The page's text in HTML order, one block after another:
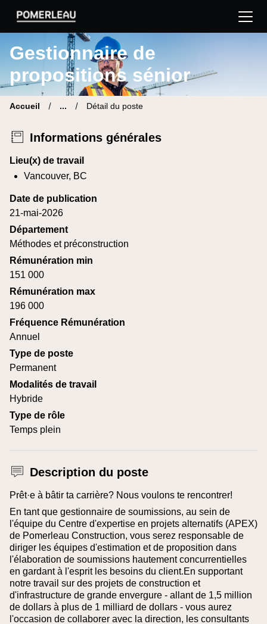
Pomerleau Site carrière | Trouve ton nouveau poste
Gestionnaire de
propositions sénior
Accueil ... Détail du poste
Informations générales
Lieu(x) de travail
Vancouver, BC
Date de publication
21-mai-2026
Département
Méthodes et préconstruction
Rémunération min
151 000
Rémunération max
196 000
Fréquence Rémunération
Annuel
Type de poste
Permanent
Modalités de travail
Hybride
Type de rôle
Temps plein
Description du poste
Prêt·e à bâtir ta carrière? Nous voulons te rencontrer!
En tant que gestionnaire de soumissions, au sein de
l'équipe du Centre d'expertise en projets alternatifs (APEX)
de Pomerleau Construction, vous serez responsable de
diriger les équipes d'estimation et de proposition dans
l'élaboration de soumissions hautement concurrentielles
en gardant à l'esprit les besoins du client.En supportant
notre travail sur des projets de construction et
d'infrastructure de grande envergure - allant de 1,5 million
de dollars à plus de 1 milliard de dollars - vous aurez
l'occasion de collaborer avec la direction, les consultants